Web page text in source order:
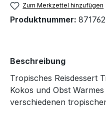
Zum Merkzettel hinzufügen
Produktnummer:
Beschreibung
Tropisches Reisdessert
Kokos und Obst
verschiedenen